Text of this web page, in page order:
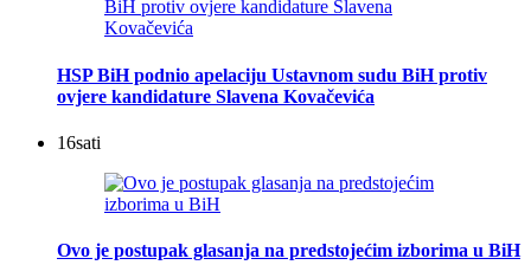
HSP BiH podnio apelaciju Ustavnom sudu BiH protiv
ovjere kandidature Slavena Kovačevića
16sati
Ovo je postupak glasanja na predstojećim izborima u BiH